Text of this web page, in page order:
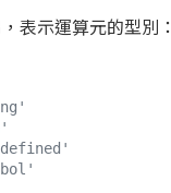
表示運算元的型別：